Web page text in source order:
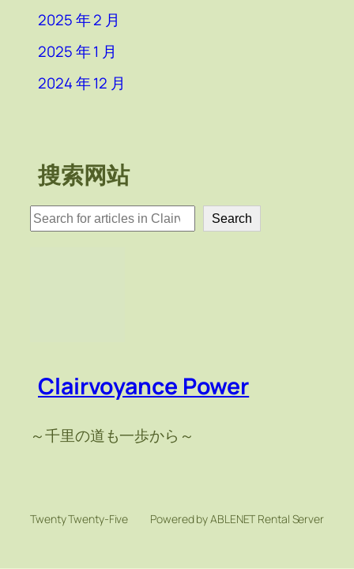
2025 年 2 月
2025 年 1 月
2024 年 12 月
搜索网站
検
索
Search
Clairvoyance Power
～千里の道も一歩から～
Twenty Twenty-Five Powered by ABLENET Rental Server